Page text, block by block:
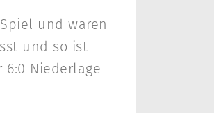
und waren
und so ist
Niederlage